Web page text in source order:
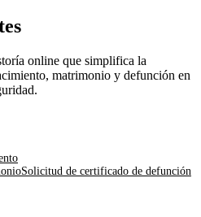
online que simplifica la
matrimonio y defunción en
Solicitud de certificado de defunción